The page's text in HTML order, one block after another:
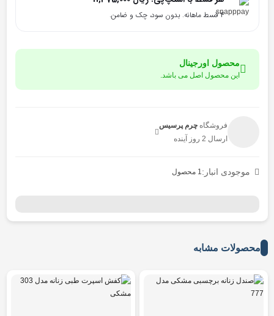
۴ قسط ماهانه. بدون سود، چک و ضامن.
محصول اورجینال
این محصول اصل می باشد.
فروشگاهچرم پرسیس
ارسال 2 روز آینده
موجودی انبار:1 محصول
محصولات مشابه